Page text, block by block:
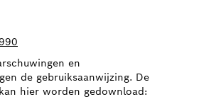
en
de gebruiksaanwijzing. De
hier worden gedownload: